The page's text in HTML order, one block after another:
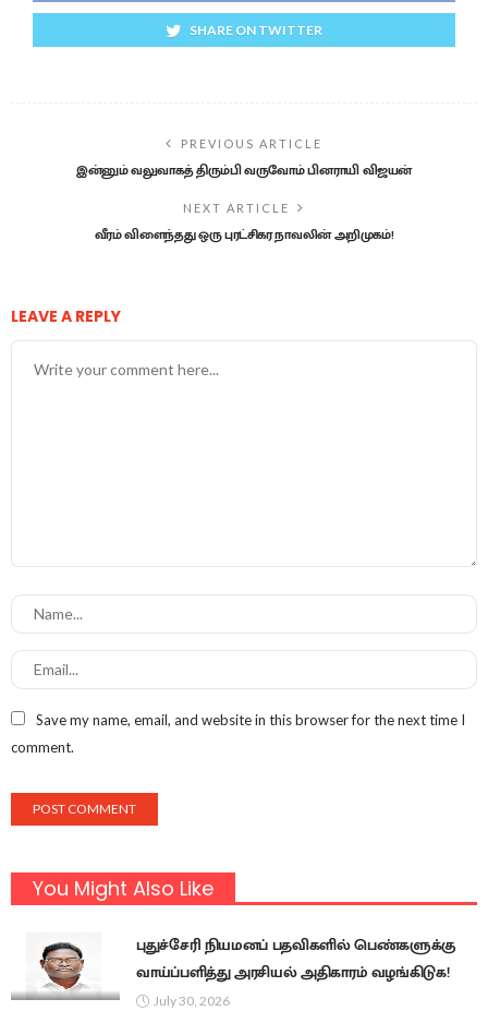
SHARE ON TWITTER
PREVIOUS ARTICLE
இன்னும் வலுவாகத் திரும்பி வருவோம் பினராயி விஜயன்
NEXT ARTICLE
வீரம் விளைந்தது ஒரு புரட்சிகர நாவலின் அறிமுகம்!
LEAVE A REPLY
Save my name, email, and website in this browser for the next time I
comment.
You Might Also Like
புதுச்சேரி நியமனப் பதவிகளில் பெண்களுக்கு
வாய்ப்பளித்து அரசியல் அதிகாரம் வழங்கிடுக!
July 30, 2026